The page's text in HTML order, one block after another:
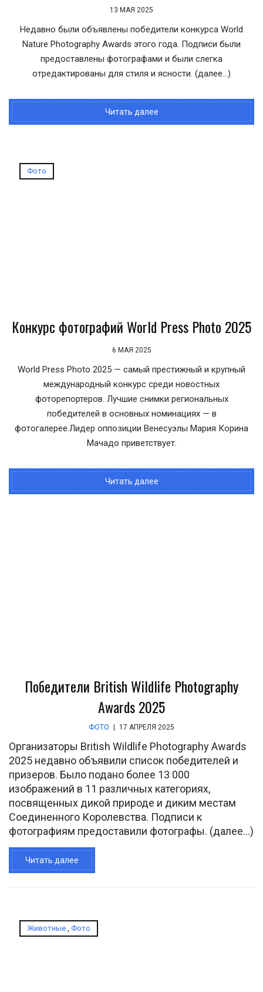
13 МАЯ 2025
Недавно были объявлены победители конкурса World
Nature Photography Awards этого года. Подписи были
предоставлены фотографами и были слегка
отредактированы для стиля и ясности. (далее…)
Читать далее
Фото
Конкурс фотографий World Press Photo 2025
6 МАЯ 2025
World Press Photo 2025 — самый престижный и крупный
международный конкурс среди новостных
фоторепортеров. Лучшие снимки региональных
победителей в основных номинациях — в
фотогалерее.Лидер оппозиции Венесуэлы Мария Корина
Мачадо приветствует.
Читать далее
Победители British Wildlife Photography
Awards 2025
ФОТО 17 АПРЕЛЯ 2025
Организаторы British Wildlife Photography Awards
2025 недавно объявили список победителей и
призеров. Было подано более 13 000
изображений в 11 различных категориях,
посвященных дикой природе и диким местам
Соединенного Королевства. Подписи к
фотографиям предоставили фотографы. (далее…)
Читать далее
Животные , Фото